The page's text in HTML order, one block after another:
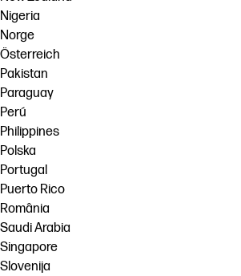
Nigeria
Norge
Österreich
Pakistan
Paraguay
Perú
Philippines
Polska
Portugal
Puerto Rico
România
Saudi Arabia
Singapore
Slovenija